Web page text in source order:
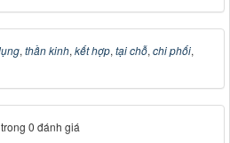
, thần kinh, kết hợp, tại chỗ, chi phối,
0 đánh giá